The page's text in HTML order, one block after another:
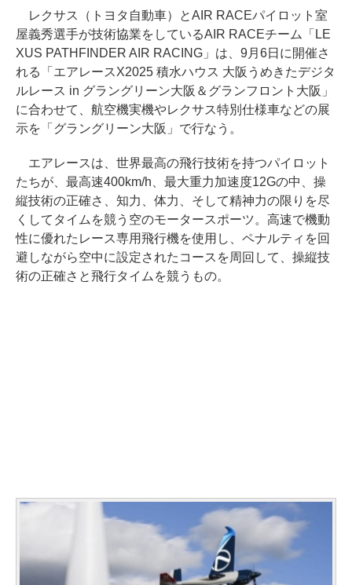
レクサス（トヨタ自動車）とAIR RACEパイロット室
屋義秀選手が技術協業をしているAIR RACEチーム「LE
XUS PATHFINDER AIR RACING」は、9月6日に開催さ
れる「エアレースX2025 積水ハウス 大阪うめきたデジタ
ルレース in グラングリーン大阪＆グランフロント大阪」
に合わせて、航空機実機やレクサス特別仕様車などの展
示を「グラングリーン大阪」で行なう。
エアレースは、世界最高の飛行技術を持つパイロット
たちが、最高速400km/h、最大重力加速度12Gの中、操
縦技術の正確さ、知力、体力、そして精神力の限りを尽
くしてタイムを競う空のモータースポーツ。高速で機動
性に優れたレース専用飛行機を使用し、ペナルティを回
避しながら空中に設定されたコースを周回して、操縦技
術の正確さと飛行タイムを競うもの。